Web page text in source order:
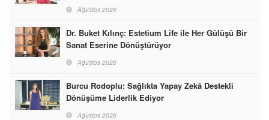
Ağustos 2026
Dr. Buket Kılınç: Estetium Life ile Her Gülüşü Bir
Sanat Eserine Dönüştürüyor
Ağustos 2026
Burcu Rodoplu: Sağlıkta Yapay Zekâ Destekli
Dönüşüme Liderlik Ediyor
Ağustos 2026